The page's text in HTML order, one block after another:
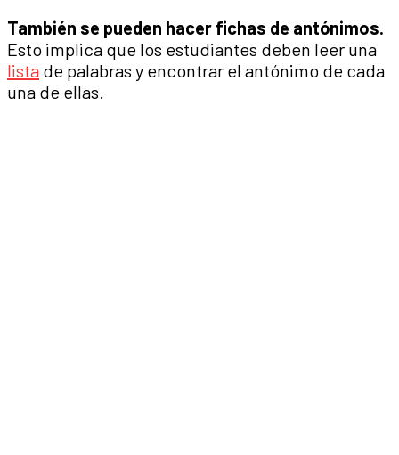
También se pueden hacer fichas de antónimos.
Esto implica que los estudiantes deben leer una
lista de palabras y encontrar el antónimo de cada
una de ellas.